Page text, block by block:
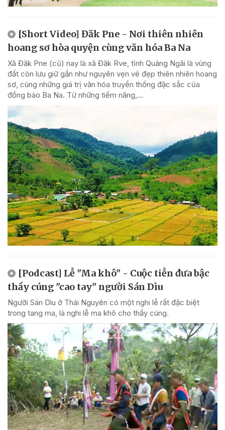
[Short Video] Đăk Pne - Nơi thiên nhiên
hoang sơ hòa quyện cùng văn hóa Ba Na
Xã Đăk Pne (cũ) nay là xã Đăk Rve, tỉnh Quảng Ngãi là vùng
đất còn lưu giữ gần như nguyên vẹn vẻ đẹp thiên nhiên hoang
sơ, cùng những giá trị văn hóa truyền thống đặc sắc của
đồng bào Ba Na. Từ những tiềm năng,...
[Podcast] Lễ "Ma khô" - Cuộc tiễn đưa bậc
thầy cúng "cao tay" người Sán Dìu
Người Sán Dìu ở Thái Nguyên có một nghi lễ rất đặc biệt
trong tang ma, là nghi lễ ma khô cho thầy cúng.